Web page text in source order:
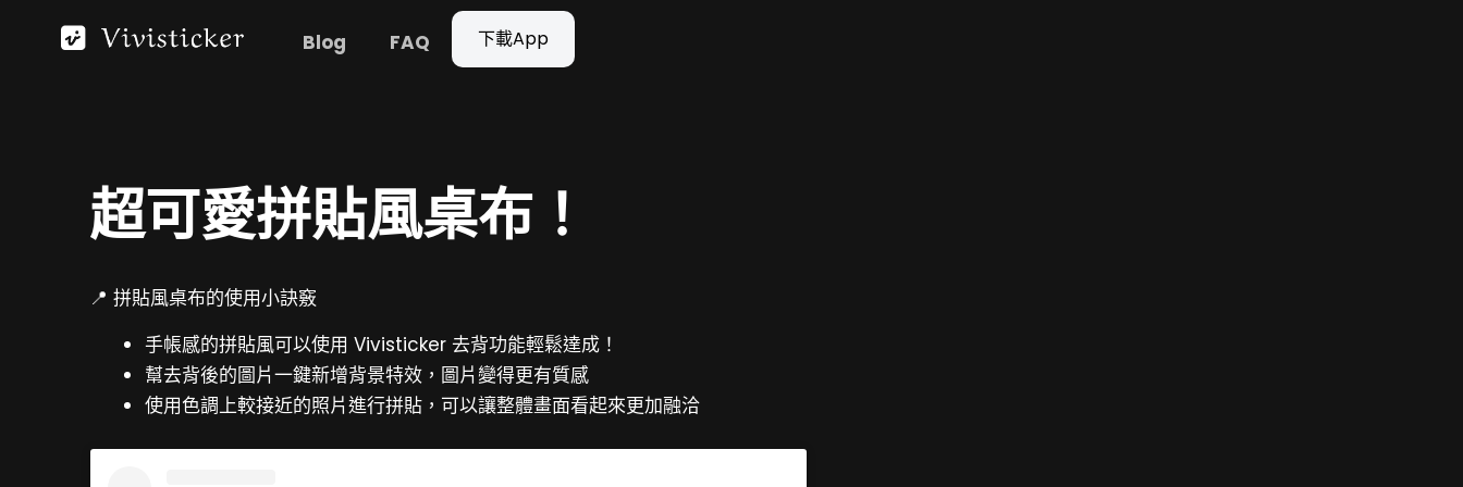
Blog FAQ 下載App
超可愛拼貼風桌布！
📍 拼貼風桌布的使用小訣竅
手帳感的拼貼風可以使用 Vivisticker 去背功能輕鬆達成！
幫去背後的圖片一鍵新增背景特效，圖片變得更有質感
使用色調上較接近的照片進行拼貼，可以讓整體畫面看起來更加融洽